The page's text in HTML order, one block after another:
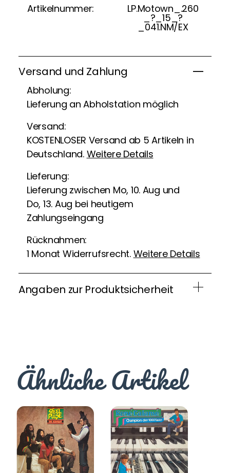
Artikelnummer: LP.Motown_.260
_?_15_?
_041.NM/EX
Versand und Zahlung
Abholung:
Lieferung an Abholstation möglich
Versand:
KOSTENLOSER Versand ab 5 Artikeln in
Deutschland. Weitere Details
Lieferung:
Lieferung zwischen Mo, 10. Aug und
Do, 13. Aug bei heutigem
Zahlungseingang
Rücknahmen:
1 Monat Widerrufsrecht. Weitere Details
Angaben zur Produktsicherheit
Ähnliche Artikel